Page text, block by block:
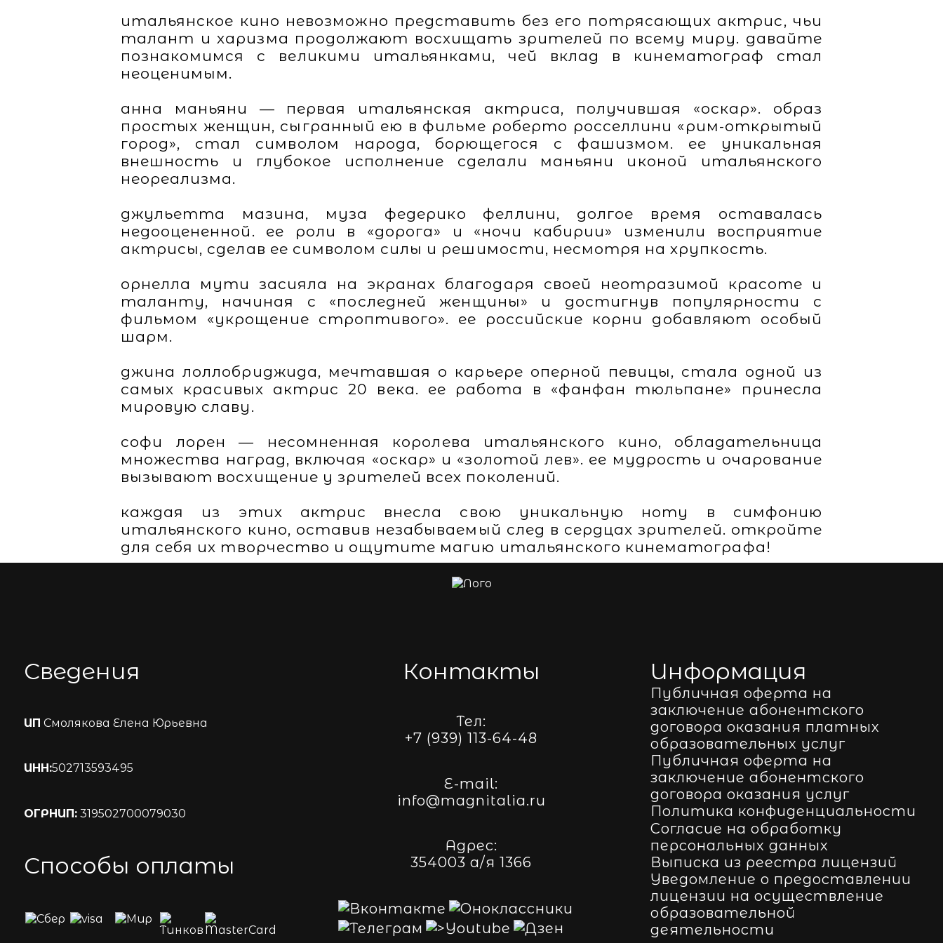
итальянское кино невозможно представить без его потрясающих актрис, чьи
талант и харизма продолжают восхищать зрителей по всему миру. давайте
познакомимся с великими итальянками, чей вклад в кинематограф стал
неоценимым.
анна маньяни — первая итальянская актриса, получившая «оскар». образ
простых женщин, сыгранный ею в фильме роберто росселлини «рим-открытый
город», стал символом народа, борющегося с фашизмом. ее уникальная
внешность и глубокое исполнение сделали маньяни иконой итальянского
неореализма.
джульетта мазина, муза федерико феллини, долгое время оставалась
недооцененной. ее роли в «дорога» и «ночи кабирии» изменили восприятие
актрисы, сделав ее символом силы и решимости, несмотря на хрупкость.
орнелла мути засияла на экранах благодаря своей неотразимой красоте и
таланту, начиная с «последней женщины» и достигнув популярности с
фильмом «укрощение строптивого». ее российские корни добавляют особый
шарм.
джина лоллобриджида, мечтавшая о карьере оперной певицы, стала одной из
самых красивых актрис 20 века. ее работа в «фанфан тюльпане» принесла
мировую славу.
софи лорен — несомненная королева итальянского кино, обладательница
множества наград, включая «оскар» и «золотой лев». ее мудрость и очарование
вызывают восхищение у зрителей всех поколений.
каждая из этих актрис внесла свою уникальную ноту в симфонию
итальянского кино, оставив незабываемый след в сердцах зрителей. откройте
для себя их творчество и ощутите магию итальянского кинематографа!
Сведения
ИП Смолякова Елена Юрьевна
ИНН:502713593495
ОГРНИП:319502700079030
Способы оплаты
Контакты
Тел:
+7 (939) 113-64-48
E-mail:
info@magnitalia.ru
Адрес:
354003 а/я 1366
Информация
Публичная оферта на
заключение абонентского
договора оказания платных
образовательных услуг
Публичная оферта на
заключение абонентского
договора оказания услуг
Политика конфиденциальности
Согласие на обработку
персональных данных
Выписка из реестра лицензий
Уведомление о предоставлении
лицензии на осуществление
образовательной
деятельности